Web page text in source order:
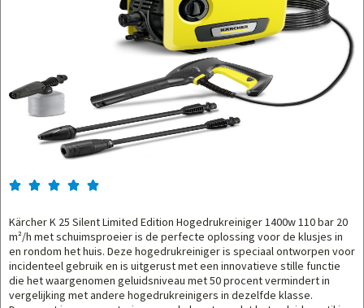
    
Kärcher K 25 Silent Limited Edition Hogedrukreiniger 1400w 110 bar 20
m²/h met schuimsproeier is de perfecte oplossing voor de klusjes in
en rondom het huis. Deze hogedrukreiniger is speciaal ontworpen voor
incidenteel gebruik en is uitgerust met een innovatieve stille functie
die het waargenomen geluidsniveau met 50 procent vermindert in
vergelijking met andere hogedrukreinigers in dezelfde klasse.